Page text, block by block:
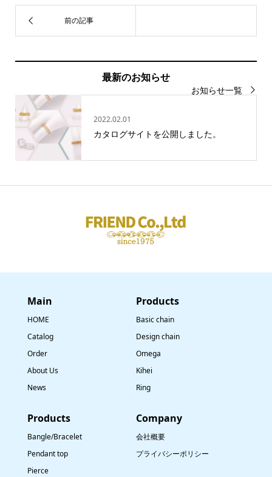
最新のお知らせ
お知らせ一覧
2022.02.01
カタログサイトを公開しました。
Main
HOME
Catalog
Order
About Us
News
​Products
Basic chain
Design chain
Omega
Kihei
Ring
​Products
Bangle/Bracelet
Pendant top
Pierce
Company
会社概要
プライバシーポリシー